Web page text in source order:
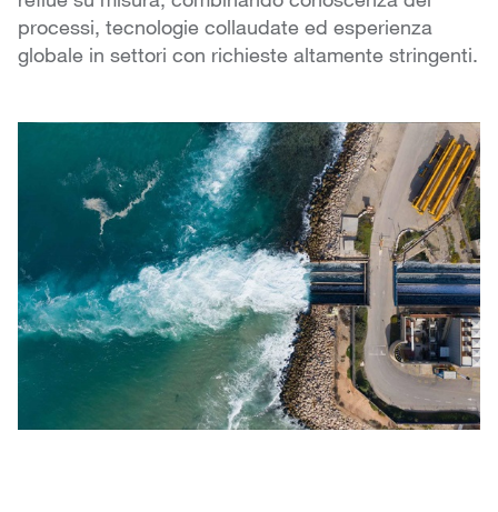
processi, tecnologie collaudate ed esperienza
globale in settori con richieste altamente stringenti.